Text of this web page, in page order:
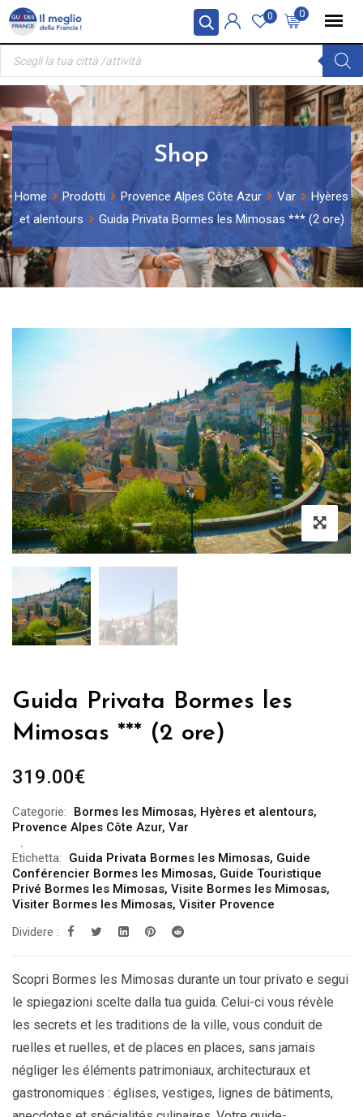
Pannello di gestione dei cookies
Skip
content
0
0
Ricerca
prodotti
Shop
Home Prodotti Provence Alpes Côte Azur Var
Hyères
et alentours
Guida Privata Bormes les Mimosas *** (2 ore)
Guida Privata Bormes les
Mimosas *** (2 ore)
319.00€
Categorie: Bormes les Mimosas, Hyères et alentours,
Provence Alpes Côte Azur, Var
Etichetta: Guida Privata Bormes les Mimosas, Guide
Conférencier Bormes les Mimosas, Guide Touristique
Privé Bormes les Mimosas, Visite Bormes les Mimosas,
Visiter Bormes les Mimosas, Visiter Provence
Dividere :
Scopri Bormes les Mimosas durante un tour privato e segui
le spiegazioni scelte dalla tua guida. Celui-ci vous révèle
les secrets et les traditions de la ville, vous conduit de
ruelles et ruelles, et de places en places, sans jamais
négliger les éléments patrimoniaux, architecturaux et
gastronomiques : églises, vestiges, lignes de bâtiments,